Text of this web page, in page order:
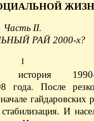
Часть II.
РАЙ 2000-х?
I
история
года. После
гайдаровских
И